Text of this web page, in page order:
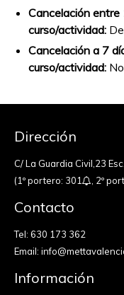
Cancelación
curso/actividad:
Cancelación a 7
curso/actividad:
Dirección
C/ La Guardia Civil,23
(1º portero: 301
, 2º
Contacto
Tel: 630 173 362
Email:
Información